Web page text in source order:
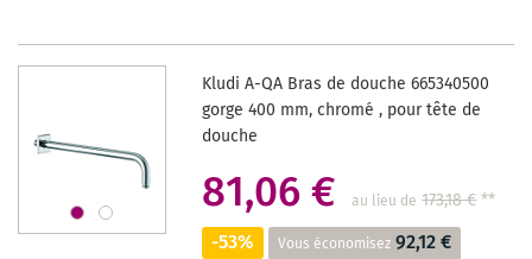
SOUHAITS
Kludi A-QA Bras de douche 665340500
gorge 400 mm, chromé , pour tête de
douche
81,06 € au lieu de 173,18 €**
-53% Vous économisez 92,12 €